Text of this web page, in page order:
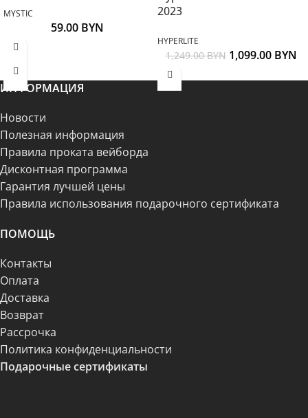
MYSTIC
59.00 BYN
2023
HYPERLITE
1,249.00BYN 1,099.00 BYN
ИНФОРМАЦИЯ
Новости
Полезная информация
Правила проката вейборда
Дисконтная программа
Гарантия лучшей цены
Правила использования подарочного сертификата
ПОМОЩЬ
Контакты
Оплата
Доставка
Возврат
Рассрочка
Политика конфиденциальности
Подарочные сертификаты